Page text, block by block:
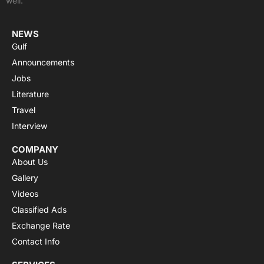
NEWS
Gulf
Announcements
Jobs
Literature
Travel
Interview
COMPANY
About Us
Gallery
Videos
Classified Ads
Exchange Rate
Contact Info